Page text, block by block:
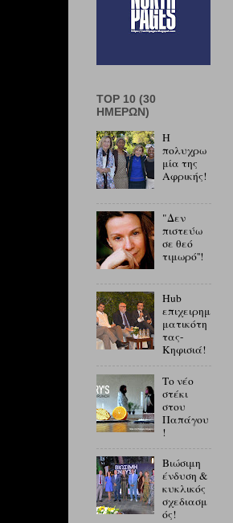
TOP 10 (30
ΗΜΕΡΏΝ)
Η
πολυχρω
μία της
Αφρικής!
"Δεν
πιστεύω
σε θεό
τιμωρό''!
Hub
επιχειρημ
ματικότη
τας-
Κηφισιά!
Το νέο
στέκι
στου
Παπάγου
!
Βιώσιμη
ένδυση &
κυκλικός
σχεδιασμ
ός!